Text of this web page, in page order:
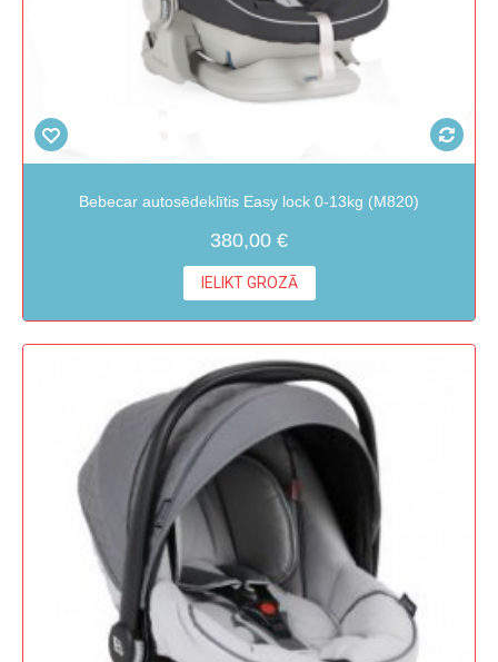
Bebecar autosēdeklītis Easy lock 0-13kg (M820)
380,00 €
IELIKT GROZĀ